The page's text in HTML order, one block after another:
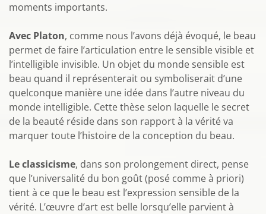
moments importants.
Avec Platon, comme nous l’avons déjà évoqué, le beau
permet de faire l’articulation entre le sensible visible et
l’intelligible invisible. Un objet du monde sensible est
beau quand il représenterait ou symboliserait d’une
quelconque manière une idée dans l’autre niveau du
monde intelligible. Cette thèse selon laquelle le secret
de la beauté réside dans son rapport à la vérité va
marquer toute l’histoire de la conception du beau.
Le classicisme, dans son prolongement direct, pense
que l’universalité du bon goût (posé comme à priori)
tient à ce que le beau est l’expression sensible de la
vérité. L’œuvre d’art est belle lorsqu’elle parvient à